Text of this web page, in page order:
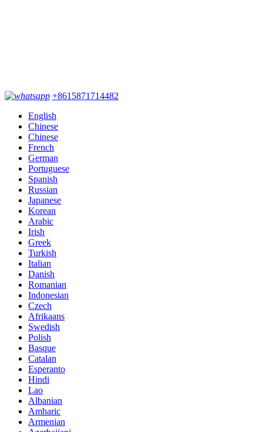
+8615871714482
English
Chinese
Chinese
French
German
Portuguese
Spanish
Russian
Japanese
Korean
Arabic
Irish
Greek
Turkish
Italian
Danish
Romanian
Indonesian
Czech
Afrikaans
Swedish
Polish
Basque
Catalan
Esperanto
Hindi
Lao
Albanian
Amharic
Armenian